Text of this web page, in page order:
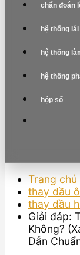
chẩn đoán
hệ thống lái
hệ thống
hệ thống
hộp số
Trang chủ
thay dầu
thay dầu
Giải đáp:
Không?
Dẫn